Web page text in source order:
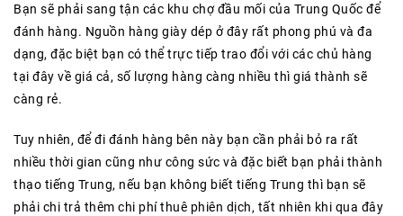
Bạn sẽ phải sang tận các khu chợ đầu mối của Trung Quốc để
đánh hàng. Nguồn hàng giày dép ở đây rất phong phú và đa
dạng, đặc biệt bạn có thể trực tiếp trao đổi với các chủ hàng
tại đây về giá cả, số lượng hàng càng nhiều thì giá thành sẽ
càng rẻ.
Tuy nhiên, để đi đánh hàng bên này bạn cần phải bỏ ra rất
nhiều thời gian cũng như công sức và đặc biết bạn phải thành
thạo tiếng Trung, nếu bạn không biết tiếng Trung thì bạn sẽ
phải chi trả thêm chi phí thuê phiên dịch, tất nhiên khi qua đây